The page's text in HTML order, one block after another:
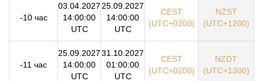
-10 час
03.04.2027
14:00:00
UTC
25.09.2027
14:00:00
UTC
CEST
(UTC+0200)
NZST
(UTC+1200)
-11 час
25.09.2027
14:00:00
UTC
31.10.2027
01:00:00
UTC
CEST
(UTC+0200)
NZDT
(UTC+1300)